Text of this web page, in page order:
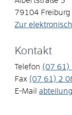
79104 Freiburg
Zur
Kontakt
Telefon (07 61)
Fax (07 61) 2
E-Mail